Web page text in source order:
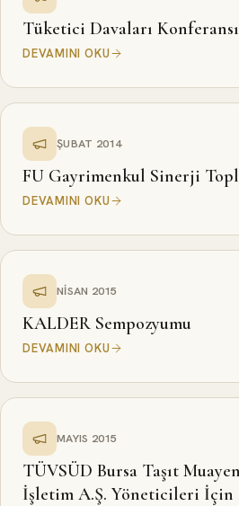
Tüketici Davaları Konferansı
DEVAMINI OKU
ŞUBAT 2014
FU Gayrimenkul Sinerji
DEVAMINI OKU
NISAN 2015
KALDER Sempozyumu
DEVAMINI OKU
MAYIS 2015
TÜVSÜD Bursa Taşıt
İşletim A.Ş. Yöneticileri